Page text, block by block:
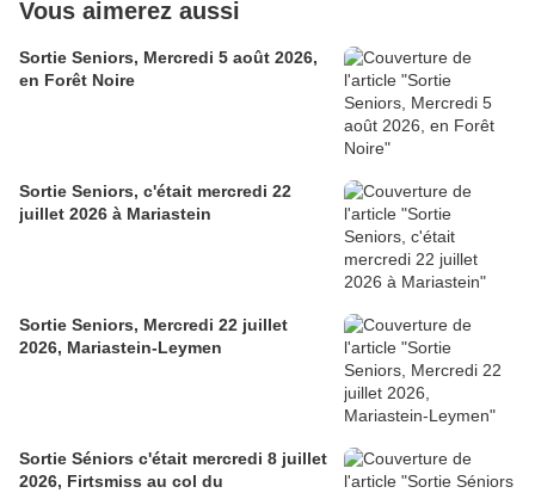
Vous aimerez aussi
Sortie Seniors, Mercredi 5 août 2026,
en Forêt Noire
Sortie Seniors, c'était mercredi 22
juillet 2026 à Mariastein
Sortie Seniors, Mercredi 22 juillet
2026, Mariastein-Leymen
Sortie Séniors c'était mercredi 8 juillet
2026, Firtsmiss au col du